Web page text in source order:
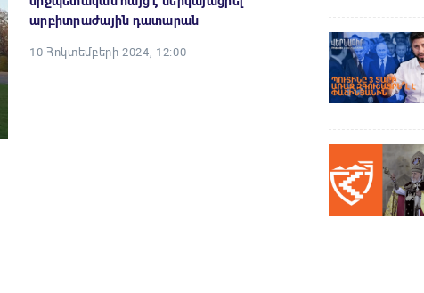
արբիտրաժային դատարան
10 Հոկտեմբերի 2024, 12:00